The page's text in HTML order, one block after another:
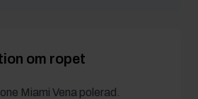
om ropet
Miami Vena polerad.